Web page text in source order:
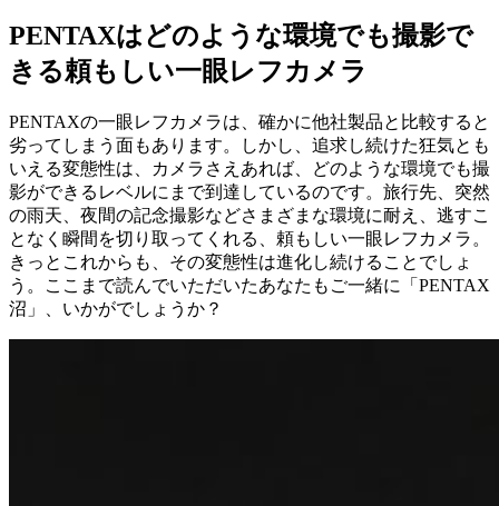
PENTAXはどのような環境でも撮影で
きる頼もしい一眼レフカメラ
PENTAXの一眼レフカメラは、確かに他社製品と比較すると
劣ってしまう面もあります。しかし、追求し続けた狂気とも
いえる変態性は、カメラさえあれば、どのような環境でも撮
影ができるレベルにまで到達しているのです。旅行先、突然
の雨天、夜間の記念撮影などさまざまな環境に耐え、逃すこ
となく瞬間を切り取ってくれる、頼もしい一眼レフカメラ。
きっとこれからも、その変態性は進化し続けることでしょ
う。ここまで読んでいただいたあなたもご一緒に「PENTAX
沼」、いかがでしょうか？